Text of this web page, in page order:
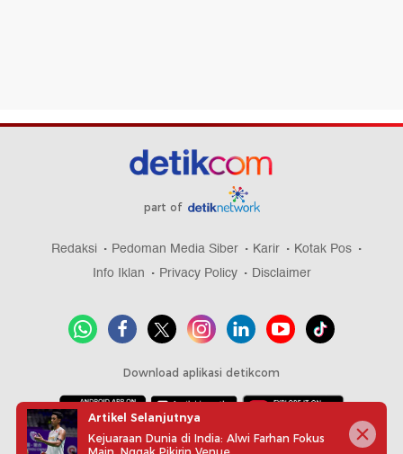
part of
Redaksi Pedoman Media Siber Karir
Kotak Pos
Info Iklan
Privacy Policy Disclaimer
Download aplikasi detikcom
Copyright @ 2026 detikcom, All right reserved
Artikel Selanjutnya
Kejuaraan Dunia di India: Alwi Farhan Fokus
Main, Nggak Pikirin Venue